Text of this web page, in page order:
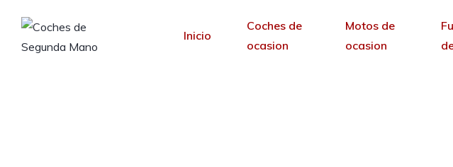
Inicio
Coches de
ocasion
Motos de
ocasion